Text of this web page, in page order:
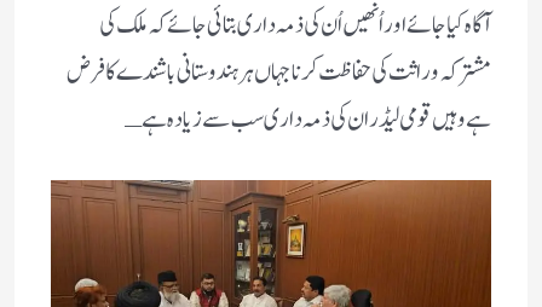
آگاہ کیا جائے اور اُنھیں اُن کی ذمہ داری بتائی جائے کہ ملک کی
مشترکہ وراثت کی حفاظت کرنا جہاں ہر ہندوستانی باشندے کا فرض
ہے وہیں قومی لیڈران کی ذمہ داری سب سے زیادہ ہے ـ